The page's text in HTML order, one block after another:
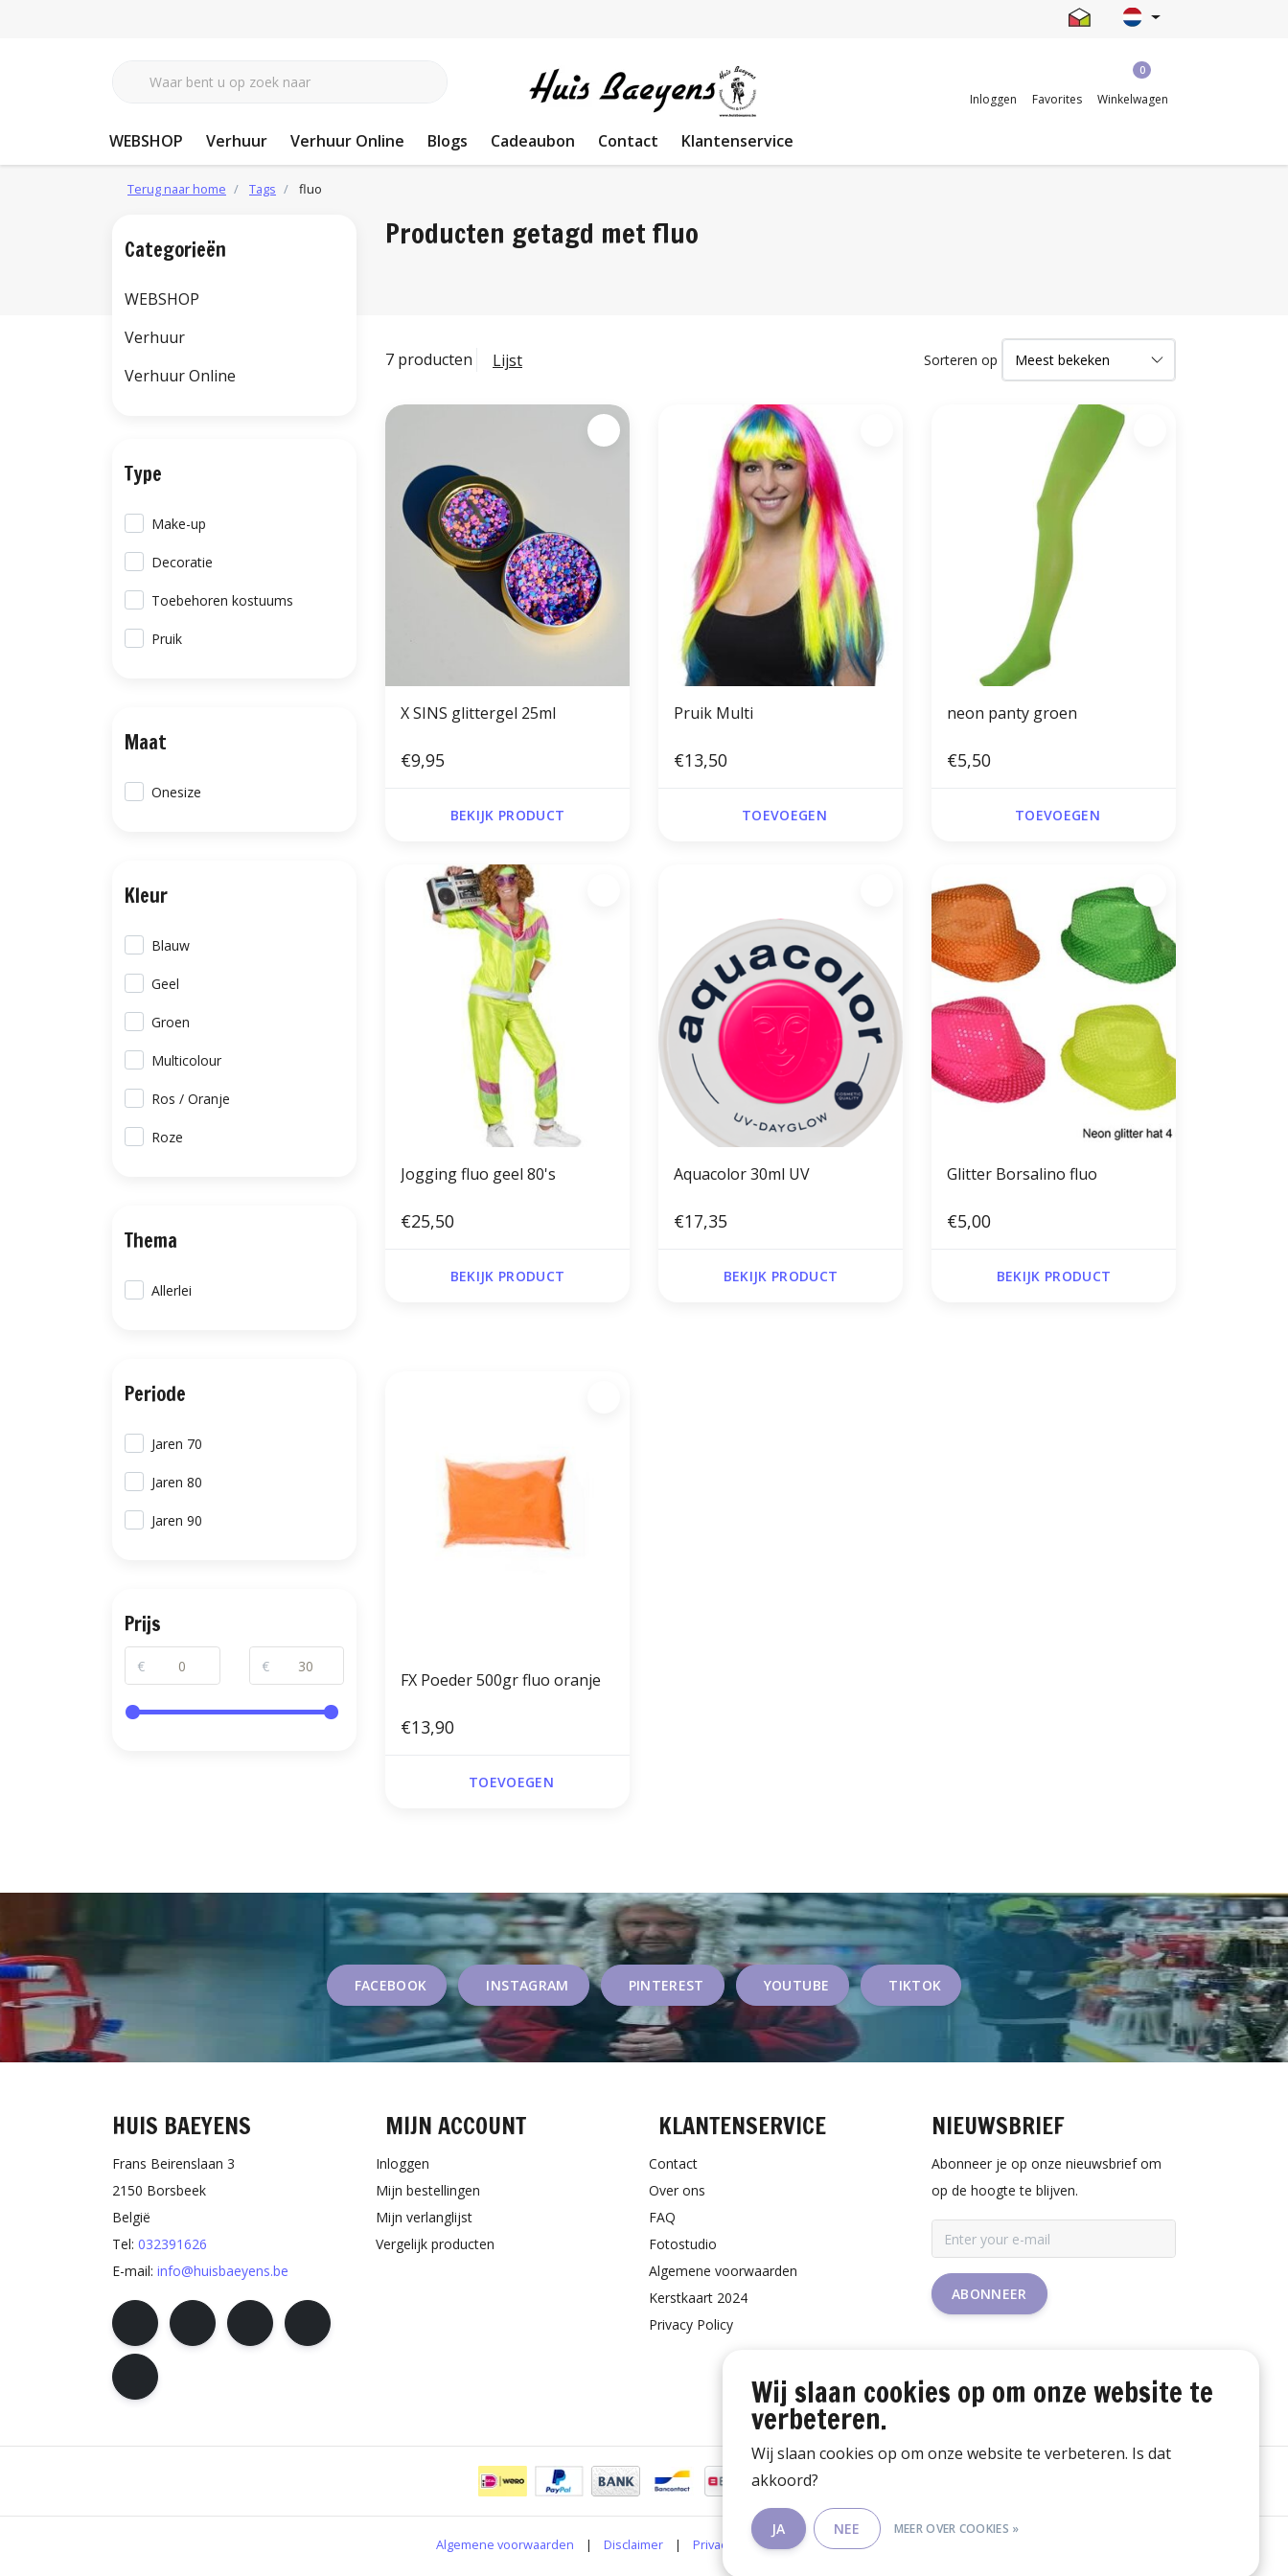
Inloggen Favorites
0
Winkelwagen
WEBSHOP Verhuur Verhuur Online Blogs Cadeaubon Contact Klantenservice
Terug naar home Tags fluo
Producten getagd met fluo
7 producten Lijst Sorteren op
X SINS glittergel 25ml
€9,95
BEKIJK PRODUCT
Pruik Multi
€13,50
TOEVOEGEN
neon panty groen
€5,50
TOEVOEGEN
Jogging fluo geel 80's
€25,50
BEKIJK PRODUCT
Aquacolor 30ml UV
€17,35
BEKIJK PRODUCT
Glitter Borsalino fluo
€5,00
BEKIJK PRODUCT
FX Poeder 500gr fluo oranje
€13,90
TOEVOEGEN
Categorieën
WEBSHOP
Verhuur
Verhuur Online
Type
Make-up
Decoratie
Toebehoren kostuums
Pruik
Maat
Onesize
Kleur
Blauw
Geel
Groen
Multicolour
Ros / Oranje
Roze
Thema
Allerlei
Periode
Jaren 70
Jaren 80
Jaren 90
Prijs
€ €
FACEBOOK INSTAGRAM PINTEREST YOUTUBE TIKTOK
HUIS BAEYENS
Frans Beirenslaan 3
2150 Borsbeek
België
Tel: 032391626
E-mail: info@huisbaeyens.be
MIJN ACCOUNT
Inloggen
Mijn bestellingen
Mijn verlanglijst
Vergelijk producten
KLANTENSERVICE
Contact
Over ons
FAQ
Fotostudio
Algemene voorwaarden
Kerstkaart 2024
Privacy Policy
NIEUWSBRIEF
Abonneer je op onze nieuwsbrief om
op de hoogte te blijven.
ABONNEER
Algemene voorwaarden | Disclaimer | Privacy Policy RSS Feed
Wij slaan cookies op om onze website te
verbeteren.
Wij slaan cookies op om onze website te verbeteren. Is dat
akkoord?
JA NEE MEER OVER COOKIES »